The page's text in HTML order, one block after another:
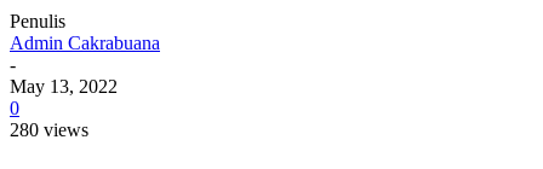
Penulis
Admin Cakrabuana
-
May 13, 2022
0
280 views